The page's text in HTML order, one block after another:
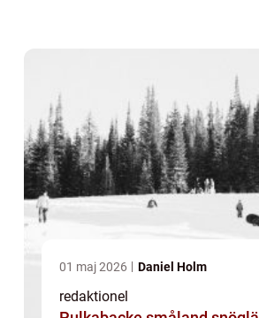
01 maj 2026 Daniel Holm
redaktionel